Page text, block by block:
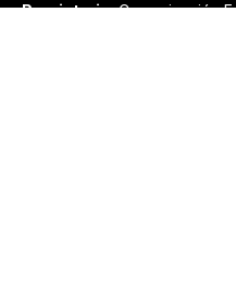
Propietario:Comunicación